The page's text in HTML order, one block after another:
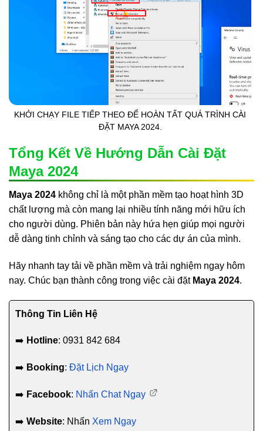
KHỞI CHẠY FILE TIẾP THEO ĐỂ HOÀN TẤT QUÁ TRÌNH CÀI
ĐẶT MAYA 2024.
Tổng Kết Về Hướng Dẫn Cài Đặt
Maya 2024
Maya 2024 không chỉ là một phần mềm tạo hoạt hình 3D
chất lượng mà còn mang lại nhiều tính năng mới hữu ích
cho người dùng. Phiên bản này hứa hẹn giúp mọi người
dễ dàng tinh chỉnh và sáng tạo cho các dự án của mình.
Hãy nhanh tay tải về phần mềm và trải nghiệm ngay hôm
nay. Chúc bạn thành công trong việc cài đặt Maya 2024.
Thông Tin Liên Hệ
➡️ Hotline: 0931 842 684
➡️ Booking: Đặt Lịch Ngay
➡️ Facebook: Nhấn Chat Ngay
➡️ Website: Nhấn Xem Ngay